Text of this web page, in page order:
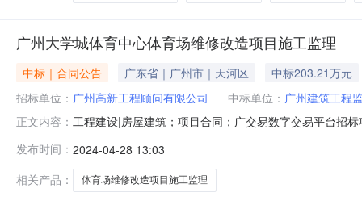
广州大学城体育中心体育场维修改造项目施工监理
中标｜合同公告 广东省｜广州市｜天河区
中标203.21万元
招标单位： 广州高新工程顾问有限公司 中标单位： 广州建筑工程
正文内容： 工程建设|房屋建筑；项目合同；广交易数字交易平台招
2024-04-1600:00:00合同金额：2032192.500000其它形
发布时间： 2024-04-28 13:03
相关产品：
体育场维修改造项目施工监理